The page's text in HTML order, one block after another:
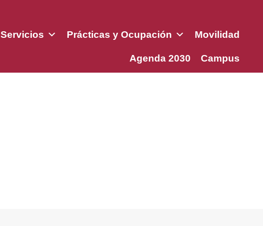
Servicios Prácticas y Ocupación Movilidad
Agenda 2030 Campus